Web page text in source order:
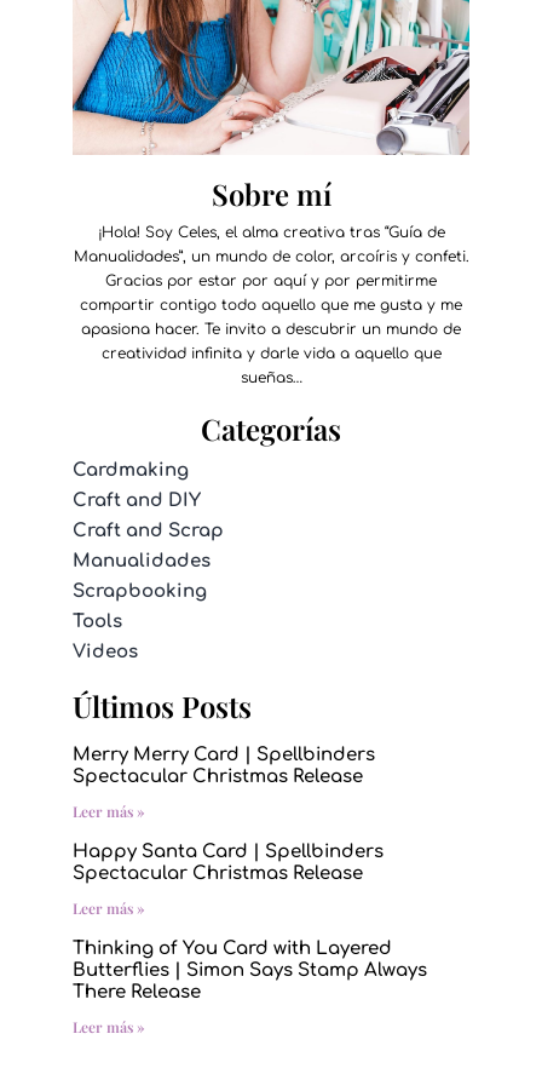
Sobre mí
¡Hola! Soy Celes, el alma creativa tras “Guía de
Manualidades”, un mundo de color, arcoíris y confeti.
Gracias por estar por aquí y por permitirme
compartir contigo todo aquello que me gusta y me
apasiona hacer. Te invito a descubrir un mundo de
creatividad infinita y darle vida a aquello que
sueñas…
Categorías
Cardmaking
Craft and DIY
Craft and Scrap
Manualidades
Scrapbooking
Tools
Videos
Últimos Posts
Merry Merry Card | Spellbinders
Spectacular Christmas Release
Leer más »
Happy Santa Card | Spellbinders
Spectacular Christmas Release
Leer más »
Thinking of You Card with Layered
Butterflies | Simon Says Stamp Always
There Release
Leer más »